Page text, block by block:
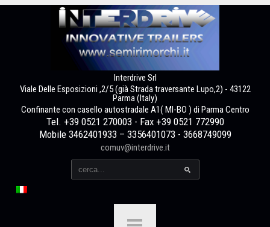
Interdrive Srl
Viale Delle Esposizioni ,2/5 (già Strada traversante Lupo,2) - 43122
Parma (Italy)
Confinante con casello autostradale A1( MI-BO ) di Parma Centro
Tel. +39 0521 270003 - Fax +39 0521 772990
Mobile 3462401933 – 3356401073 - 3668749099
comuv@interdrive.it